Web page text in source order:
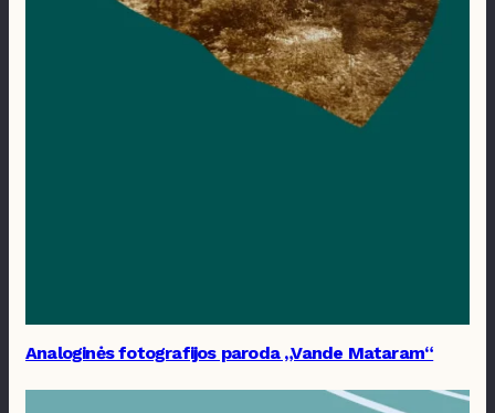
Analoginės fotografijos paroda „Vande Mataram“